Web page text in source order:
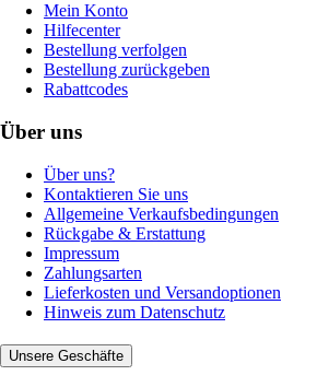
Mein Konto
Hilfecenter
Bestellung verfolgen
Bestellung zurückgeben
Rabattcodes
Über uns
Über uns?
Kontaktieren Sie uns
Allgemeine Verkaufsbedingungen
Rückgabe & Erstattung
Impressum
Zahlungsarten
Lieferkosten und Versandoptionen
Hinweis zum Datenschutz
Unsere Geschäfte